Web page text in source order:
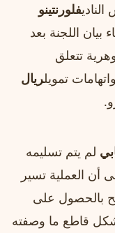
فلورنتينو
بيان اللجنة بعد
تتعلق
تمويلريال
لم يتم تسليمه
أن العملية تسير
بالحصول على
قاطع ما وصفته